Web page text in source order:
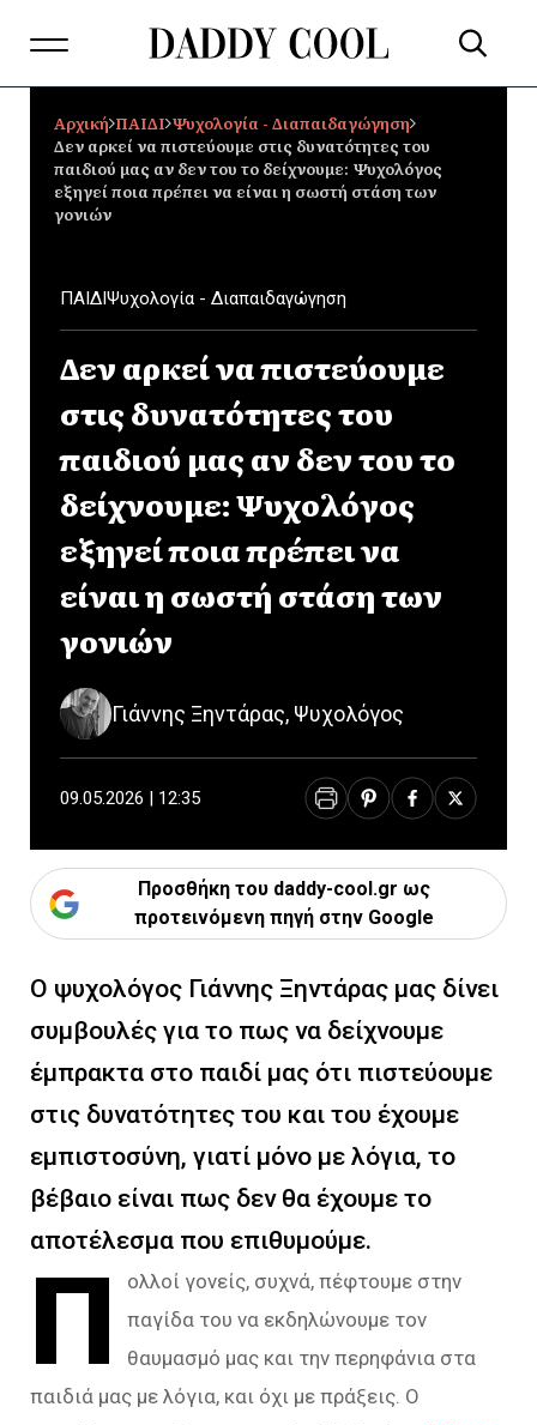
Αρχική ΠΑΙΔΙ Ψυχολογία - Διαπαιδαγώγηση
Δεν αρκεί να πιστεύουμε στις δυνατότητες του
παιδιού μας αν δεν του το δείχνουμε: Ψυχολόγος
εξηγεί ποια πρέπει να είναι η σωστή στάση των
γονιών
ΠΑΙΔΙΨυχολογία - Διαπαιδαγώγηση
Δεν αρκεί να πιστεύουμε
στις δυνατότητες του
παιδιού μας αν δεν του το
δείχνουμε: Ψυχολόγος
εξηγεί ποια πρέπει να
είναι η σωστή στάση των
γονιών
Γιάννης Ξηντάρας, Ψυχολόγος
09.05.2026 | 12:35
Προσθήκη του daddy-cool.gr ως
προτεινόμενη πηγή στην Google
Ο ψυχολόγος Γιάννης Ξηντάρας μας δίνει
συμβουλές για το πως να δείχνουμε
έμπρακτα στο παιδί μας ότι πιστεύουμε
στις δυνατότητες του και του έχουμε
εμπιστοσύνη, γιατί μόνο με λόγια, το
βέβαιο είναι πως δεν θα έχουμε το
αποτέλεσμα που επιθυμούμε.
Π
ολλοί γονείς, συχνά, πέφτουμε στην
παγίδα του να εκδηλώνουμε τον
θαυμασμό μας και την περηφάνια στα
παιδιά μας με λόγια, και όχι με πράξεις. Ο